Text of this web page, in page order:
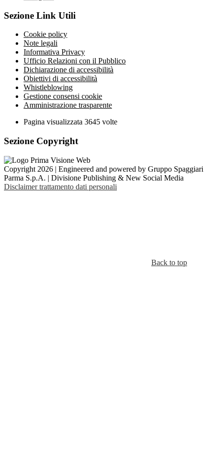
Sezione Link Utili
Cookie policy
Note legali
Informativa Privacy
Ufficio Relazioni con il Pubblico
Dichiarazione di accessibilità
Obiettivi di accessibilità
Whistleblowing
Gestione consensi cookie
Amministrazione trasparente
Pagina visualizzata 3645 volte
Sezione Copyright
Copyright 2026 | Engineered and powered by Gruppo Spaggiari
Parma S.p.A. | Divisione Publishing & New Social Media
Disclaimer trattamento dati personali
Back to top